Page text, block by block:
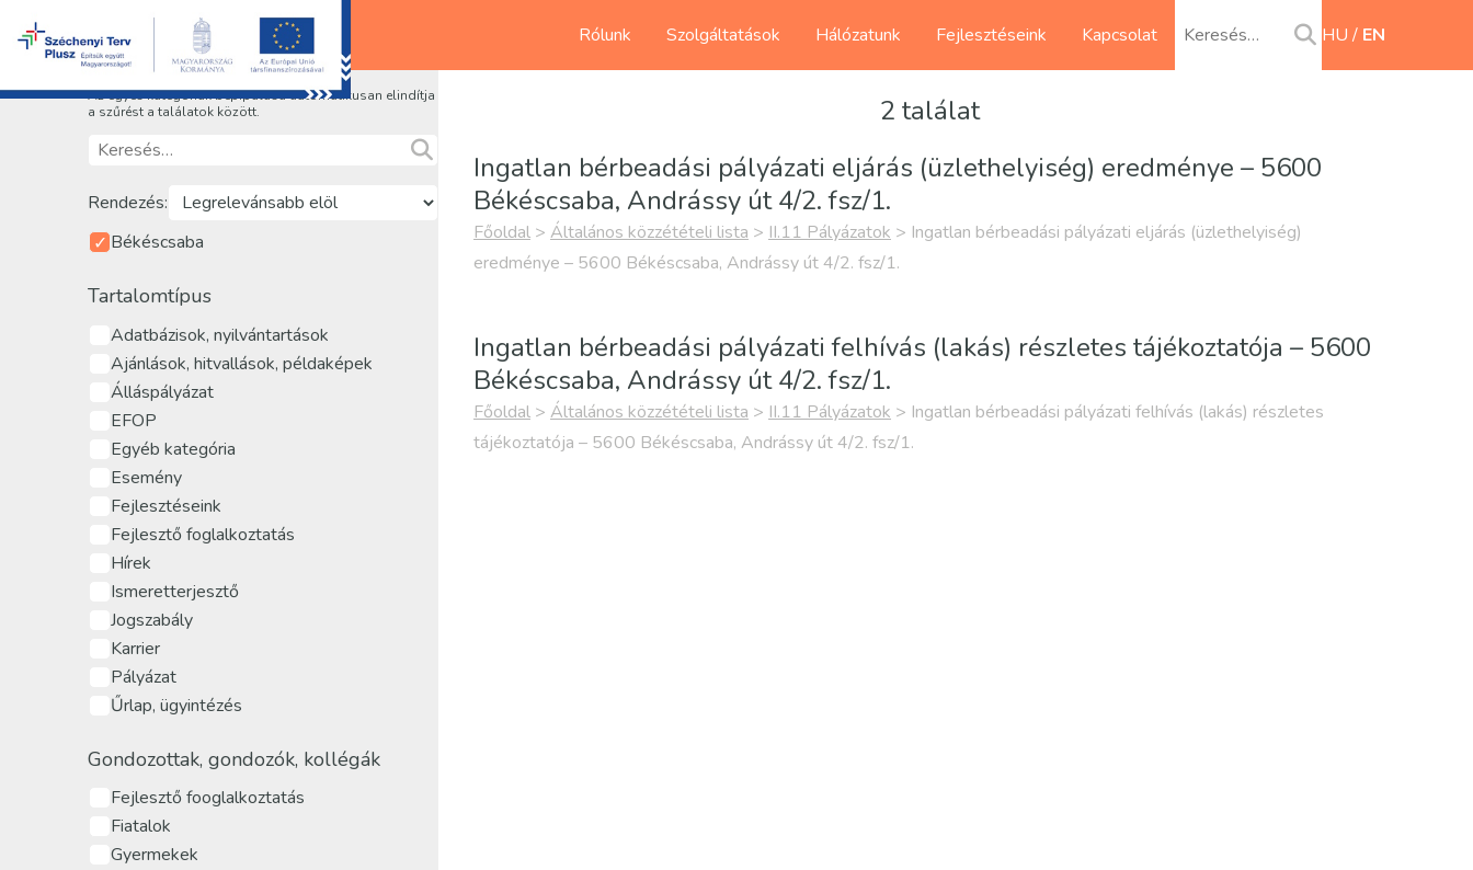
Rólunk Szolgáltatások Hálózatunk Fejlesztéseink Kapcsolat HU EN
Az egyes kategóriák bepipálása automatikusan elindítja
a szűrést a találatok között.
Rendezés:
Békéscsaba
Tartalomtípus
Adatbázisok, nyilvántartások
Ajánlások, hitvallások, példaképek
Álláspályázat
EFOP
Egyéb kategória
Esemény
Fejlesztéseink
Fejlesztő foglalkoztatás
Hírek
Ismeretterjesztő
Jogszabály
Karrier
Pályázat
Űrlap, ügyintézés
Gondozottak, gondozók, kollégák
Fejlesztő fooglalkoztatás
Fiatalok
Gyermekek
2 találat
Ingatlan bérbeadási pályázati eljárás (üzlethelyiség) eredménye – 5600
Békéscsaba, Andrássy út 4/2. fsz/1.
Főoldal > Általános közzétételi lista > II.11 Pályázatok > Ingatlan bérbeadási pályázati eljárás (üzlethelyiség)
eredménye – 5600 Békéscsaba, Andrássy út 4/2. fsz/1.
Ingatlan bérbeadási pályázati felhívás (lakás) részletes tájékoztatója – 5600
Békéscsaba, Andrássy út 4/2. fsz/1.
Főoldal > Általános közzétételi lista > II.11 Pályázatok > Ingatlan bérbeadási pályázati felhívás (lakás) részletes
tájékoztatója – 5600 Békéscsaba, Andrássy út 4/2. fsz/1.